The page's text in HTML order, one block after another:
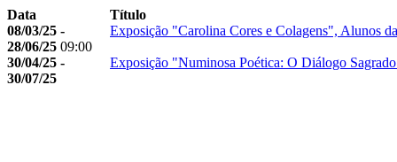
Data
Título
08/03/25 -
28/06/25 09:00
Exposição "Carolina Cores e Colagens", Alunos
30/04/25 -
30/07/25
Exposição "Numinosa Poética: O Diálogo